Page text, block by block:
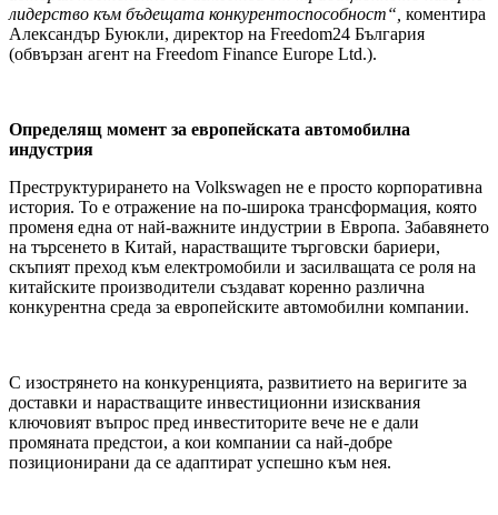
лидерство към бъдещата конкурентоспособност“, коментира
Александър Буюкли, директор на Freedom24 България
(обвързан агент на Freedom Finance Europe Ltd.).
Определящ момент за европейската автомобилна
индустрия
Преструктурирането на Volkswagen не е просто корпоративна
история. То е отражение на по-широка трансформация, която
променя една от най-важните индустрии в Европа. Забавянето
на търсенето в Китай, нарастващите търговски бариери,
скъпият преход към електромобили и засилващата се роля на
китайските производители създават коренно различна
конкурентна среда за европейските автомобилни компании.
С изострянето на конкуренцията, развитието на веригите за
доставки и нарастващите инвестиционни изисквания
ключовият въпрос пред инвеститорите вече не е дали
промяната предстои, а кои компании са най-добре
позиционирани да се адаптират успешно към нея.